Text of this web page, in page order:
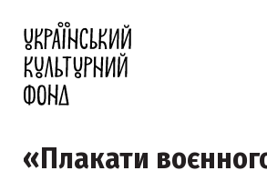
«Плакати